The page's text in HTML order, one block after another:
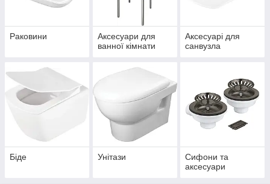
Раковини
Аксесуари для
ванної кімнати
Аксесуарі для
санвузла
Біде Унітази
Сифони та
аксесуари